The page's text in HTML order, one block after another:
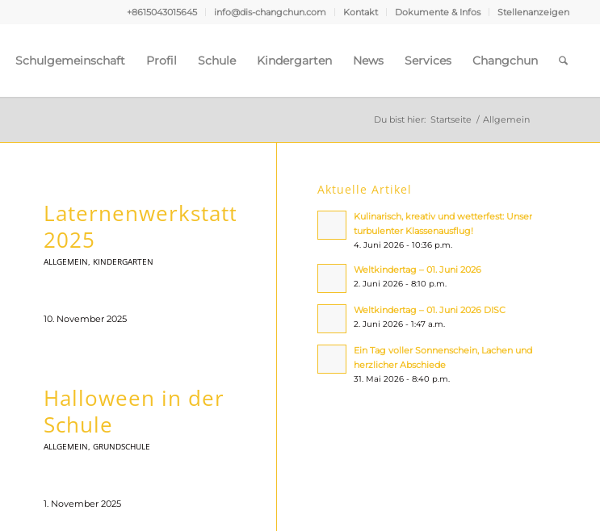
+8615043015645 info@dis-changchun.com Kontakt Dokumente & Infos Stellenanzeigen
Schulgemeinschaft Profil Schule Kindergarten News Services Changchun
Du bist hier: Startseite / Allgemein
Laternenwerkstatt
2025
ALLGEMEIN, KINDERGARTEN
10. November 2025
Halloween in der
Schule
ALLGEMEIN,GRUNDSCHULE
1. November 2025
Aktuelle Artikel
Kulinarisch, kreativ und wetterfest: Unser
turbulenter Klassenausflug!
4. Juni 2026 - 10:36 p.m.
Weltkindertag – 01. Juni 2026
2. Juni 2026 - 8:10 p.m.
Weltkindertag – 01. Juni 2026 DISC
2. Juni 2026 - 1:47 a.m.
Ein Tag voller Sonnenschein, Lachen und
herzlicher Abschiede
31. Mai 2026 - 8:40 p.m.